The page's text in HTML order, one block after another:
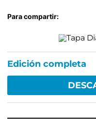
Para compartir:
Edición completa